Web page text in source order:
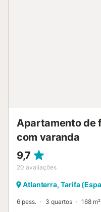
Apartamento de
com varanda
9,7
20 avaliações
Atlanterra, Tarifa
6 pess. 3 quartos 168 m²